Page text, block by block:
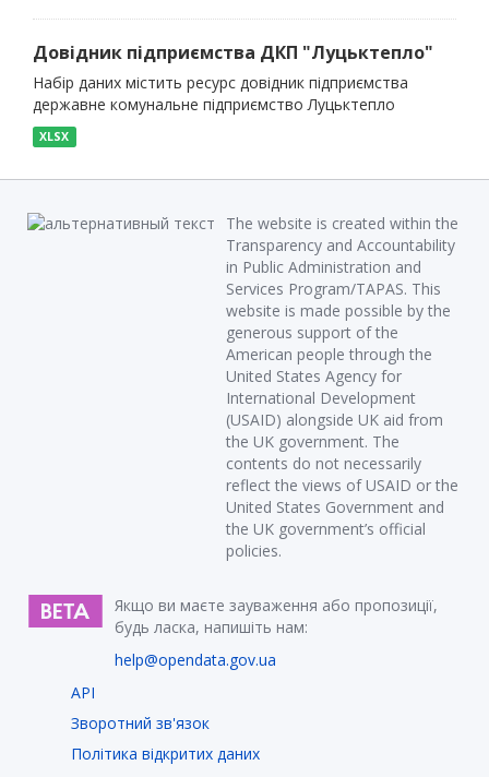
Довідник підприємства ДКП "Луцьктепло"
Набір даних містить ресурс довідник підприємства
державне комунальне підприємство Луцьктепло
XLSX
The website is created within the
Transparency and Accountability
in Public Administration and
Services Program/TAPAS. This
website is made possible by the
generous support of the
American people through the
United States Agency for
International Development
(USAID) alongside UK aid from
the UK government. The
contents do not necessarily
reflect the views of USAID or the
United States Government and
the UK government’s official
policies.
Якщо ви маєте зауваження або пропозиції,
будь ласка, напишіть нам:
help@opendata.gov.ua
API
Зворотний зв'язок
Політика відкритих даних